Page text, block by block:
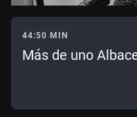
44:50 MIN
Más de uno